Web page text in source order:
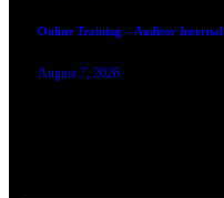
Online Training – Auditor Internal
August 7, 2026